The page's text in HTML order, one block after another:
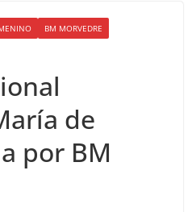
BM MORVEDRE
de
por BM